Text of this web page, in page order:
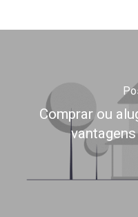
Comprar ou